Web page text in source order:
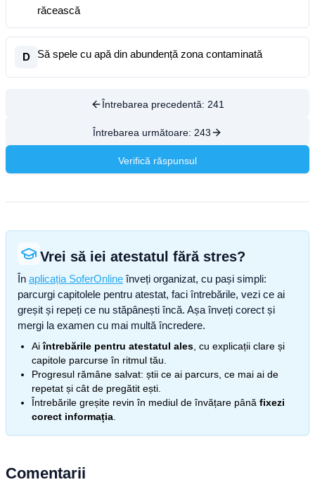
răcească
D Să spele cu apă din abundență zona contaminată
Întrebarea precedentă: 241
Întrebarea următoare: 243
Verifică răspunsul
Vrei să iei atestatul fără stres?
În aplicația SoferOnline înveți organizat, cu pași simpli:
parcurgi capitolele pentru atestat, faci întrebările, vezi ce ai
greșit și repeți ce nu stăpânești încă. Așa înveți corect și
mergi la examen cu mai multă încredere.
Aiîntrebările pentru atestatul ales , cu explicații clare și
capitole parcurse în ritmul tău.
Progresul rămâne salvat: știi ce ai parcurs, ce mai ai de
repetat și cât de pregătit ești.
Întrebările greșite revin în mediul de învățare până fixezi
corect informația
Comentarii